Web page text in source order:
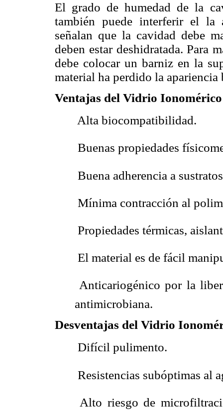
El grado de humedad de la
también puede interferir el la
señalan que la cavidad debe
deben estar deshidratada. Para
debe colocar un barniz en la
material ha perdido la
Ventajas del Vidrio Ionomérico
 Alta biocompatibilidad.
 Buenas propiedades
 Buena adherencia a
 Mínima contracción al
 Propiedades térmicas,
 El material es de fácil
 Anticariogénico por la
antimicrobiana.
Desventajas del Vidrio
 Difícil pulimento.
 Resistencias subóptimas al
 Alto riesgo de